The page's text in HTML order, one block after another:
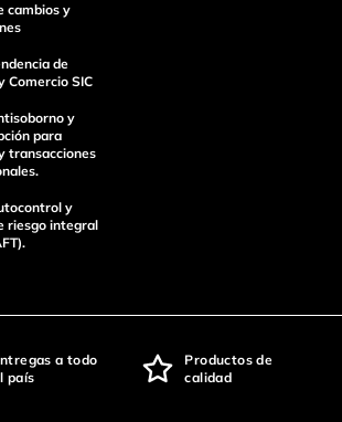
cambios y
de
Comercio SIC
y
para
transacciones
y
riesgo integral
a todo
país
Productos de
calidad